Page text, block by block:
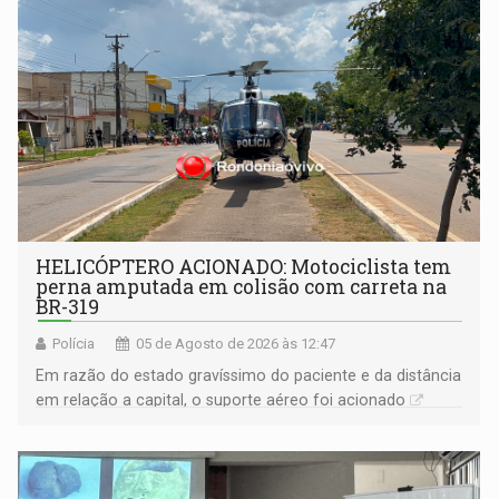
HELICÓPTERO ACIONADO: Motociclista tem
perna amputada em colisão com carreta na
BR-319
Polícia 05 de Agosto de 2026 às 12:47
Em razão do estado gravíssimo do paciente e da distância
em relação a capital, o suporte aéreo foi acionado